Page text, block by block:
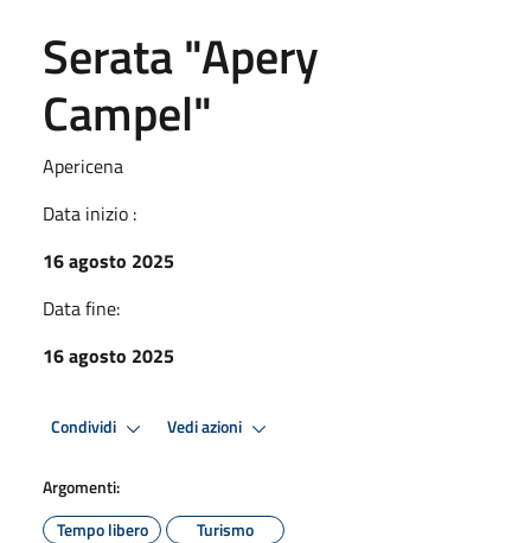
Serata "Apery
Campel"
Apericena
Data inizio :
16 agosto 2025
Data fine:
16 agosto 2025
Condividi Vedi azioni
Argomenti:
Tempo libero
Turismo